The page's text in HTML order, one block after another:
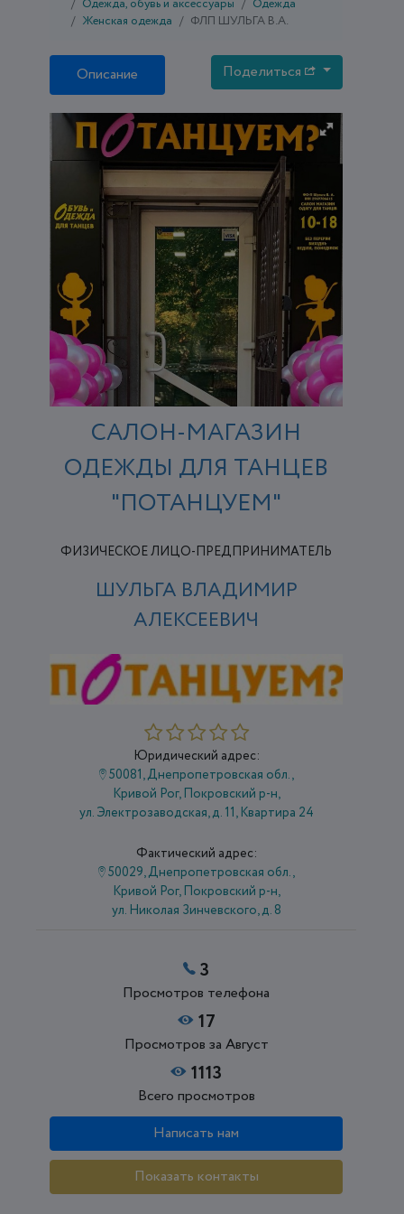
Одежда, обувь и аксессуары
Одежда
Женская одежда
ФЛП ШУЛЬГА В.А.
Описание Поделиться
САЛОН-МАГАЗИН
ОДЕЖДЫ ДЛЯ ТАНЦЕВ
"ПОТАНЦУЕМ"
ФИЗИЧЕСКОЕ ЛИЦО-ПРЕДПРИНИМАТЕЛЬ
ШУЛЬГА ВЛАДИМИР
АЛЕКСЕЕВИЧ
Юридический адрес:
50081, Днепропетровская обл.,
Кривой Рог, Покровский р-н,
ул. Электрозаводская, д. 11, Квартира 24
Фактический адрес:
50029, Днепропетровская обл.,
Кривой Рог, Покровский р-н,
ул. Николая Зинчевского, д. 8
3
Просмотров телефона
17
Просмотров за Август
1113
Всего просмотров
Написать нам
Показать контакты